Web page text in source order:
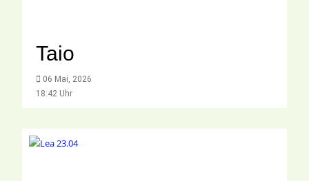
Taio
06 Mai, 2026
18:42 Uhr